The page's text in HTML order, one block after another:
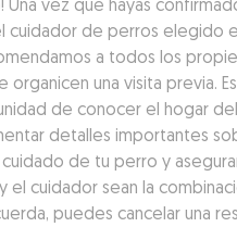
Una vez que hayas
cuidador de perros elegido
a todos los
organicen una visita previa.
de conocer el hogar del
detalles importantes
de tu perro y
el cuidador sean la
puedes cancelar una